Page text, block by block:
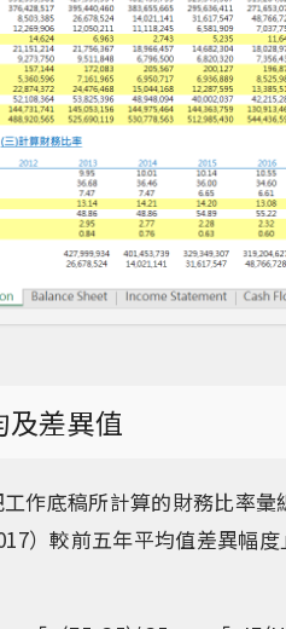
及差異值
作底稿所計算的財務比率
）較前五年平均值差異幅